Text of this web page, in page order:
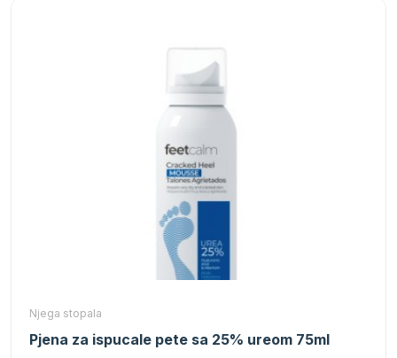
Njega stopala
Pjena za ispucale pete sa 25% ureom 75ml